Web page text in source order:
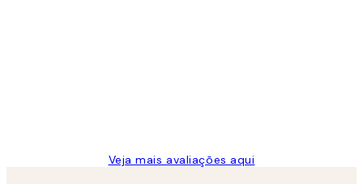
Veja mais avaliações aqui